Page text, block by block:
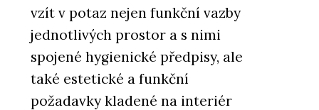
vzít v potaz nejen funkční vazby
jednotlivých prostor a s nimi
spojené hygienické předpisy, ale
také estetické a funkční
požadavky kladené na interiér